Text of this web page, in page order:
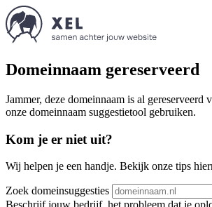
Domeinnaam gereserveerd
Jammer, deze domeinnaam is al
onze domeinnaam suggestietool gebruiken.
Kom je er niet uit?
Wij helpen je een handje. Bekijk onze tips
Zoek domeinsuggesties